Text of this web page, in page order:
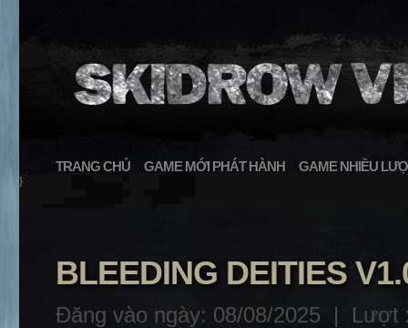
TRANG CHỦ GAME MỚI PHÁT HÀNH GAME NHIỀU
}
BLEEDING DEITIES
Đăng vào ngày: 08/08/2025 | Lượt